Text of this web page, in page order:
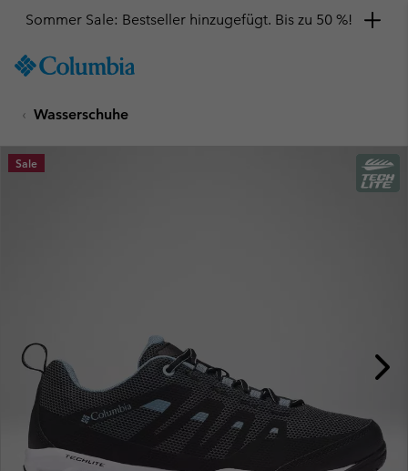
TO
SKIP
MAIN
NAV
Sommer Sale: Bestseller hinzugefügt. Bis zu 50 %!
Wasserschuhe
Sale